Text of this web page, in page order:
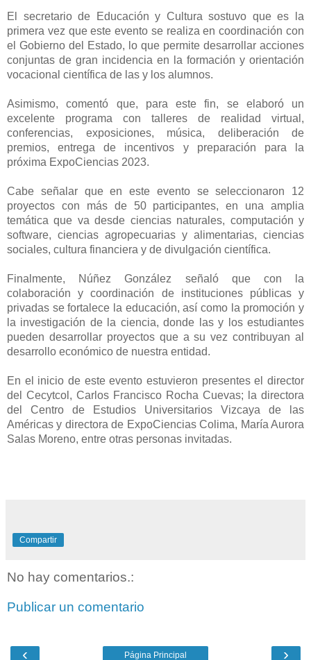
El secretario de Educación y Cultura sostuvo que es la
primera vez que este evento se realiza en coordinación con
el Gobierno del Estado, lo que permite desarrollar acciones
conjuntas de gran incidencia en la formación y orientación
vocacional científica de las y los alumnos.
Asimismo, comentó que, para este fin, se elaboró un
excelente programa con talleres de realidad virtual,
conferencias, exposiciones, música, deliberación de
premios, entrega de incentivos y preparación para la
próxima ExpoCiencias 2023.
Cabe señalar que en este evento se seleccionaron 12
proyectos con más de 50 participantes, en una amplia
temática que va desde ciencias naturales, computación y
software, ciencias agropecuarias y alimentarias, ciencias
sociales, cultura financiera y de divulgación científica.
Finalmente, Núñez González señaló que con la
colaboración y coordinación de instituciones públicas y
privadas se fortalece la educación, así como la promoción y
la investigación de la ciencia, donde las y los estudiantes
pueden desarrollar proyectos que a su vez contribuyan al
desarrollo económico de nuestra entidad.
En el inicio de este evento estuvieron presentes el director
del Cecytcol, Carlos Francisco Rocha Cuevas; la directora
del Centro de Estudios Universitarios Vizcaya de las
Américas y directora de ExpoCiencias Colima, María Aurora
Salas Moreno, entre otras personas invitadas.
Compartir
No hay comentarios.:
Publicar un comentario
‹ ›
Página Principal